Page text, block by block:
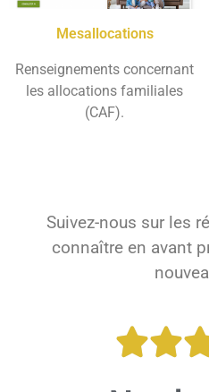
Mesallocations
Renseignements concernant
les allocations familiales
(CAF).
Suivez-nous sur les
connaître en avant
